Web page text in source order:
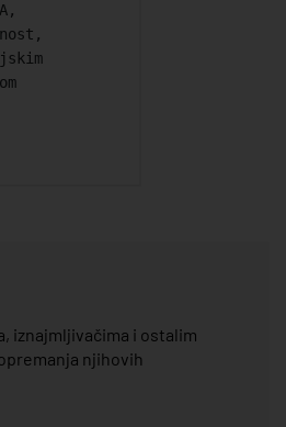
iznajmljivačima i ostalim
njihovih